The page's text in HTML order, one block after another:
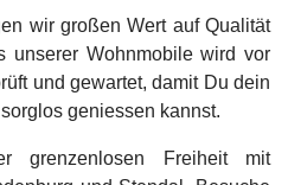
wir großen Wert auf Qualität
unserer Wohnmobile wird vor
und gewartet, damit Du dein
geniessen kannst.
grenzenlosen Freiheit mit